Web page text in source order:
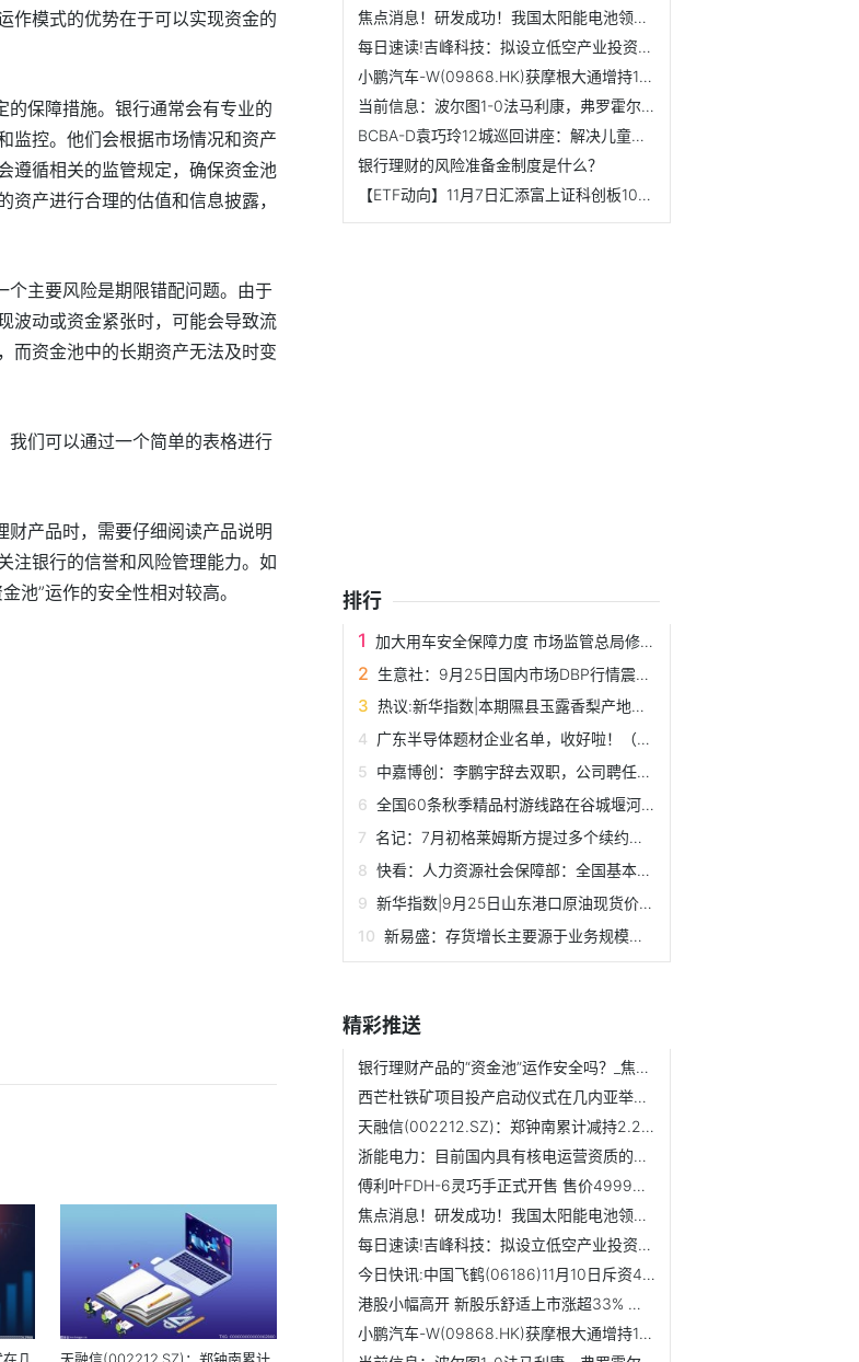
作模式的优势在于可以实现资金的
的保障措施。银行通常会有专业的
监控。他们会根据市场情况和资产
遵循相关的监管规定，确保资金池
产进行合理的估值和信息披露，
个主要风险是期限错配问题。由于
波动或资金紧张时，可能会导致流
而资金池中的长期资产无法及时变
我们可以通过一个简单的表格进行
财产品时，需要仔细阅读产品说明
注银行的信誉和风险管理能力。如
池”运作的安全性相对较高。
几
天融信(002212.SZ)：郑钟南累计
焦点消息！研发成功！我国太阳能电池领域再获重要进展
每日速读!吉峰科技：拟设立低空产业投资运营平台吉峰低空（天...
小鹏汽车-W(09868.HK)获摩根大通增持103.94万股 今日关注
当前信息：波尔图1-0法马利康，弗罗霍尔特一击制胜
BCBA-D袁巧玲12城巡回讲座：解决儿童情绪行为问题可以分三步...
银行理财的风险准备金制度是什么？
【ETF动向】11月7日汇添富上证科创板100ETF基金跌0.8%，份额...
排行
加大用车安全保障力度 市场监管总局修订发布两项国家标准
生意社：9月25日国内市场DBP行情震荡盘整-焦点速看
热议:新华指数|本期隰县玉露香梨产地收购价格、电商销售价格...
广东半导体题材企业名单，收好啦！（2025/9/25） 快资讯
中嘉博创：李鹏宇辞去双职，公司聘任吴鹰为总裁、贾中伟为财...
全国60条秋季精品村游线路在谷城堰河村发布
名记：7月初格莱姆斯方提过多个续约方案 起薪接近1750万~2100万
快看：人力资源社会保障部：全国基本养老保险参保人数达10.72亿人
新华指数|9月25日山东港口原油现货价格指数较前一交易日上涨0...
新易盛：存货增长主要源于业务规模扩张与订单储备_观焦点
精彩推送
银行理财产品的“资金池”运作安全吗？_焦点快播
西芒杜铁矿项目投产启动仪式在几内亚举行 报资讯
天融信(002212.SZ)：郑钟南累计减持2.2022%股份
浙能电力：目前国内具有核电运营资质的只有中广核集团、中核...
傅利叶FDH-6灵巧手正式开售 售价4999元|时讯
焦点消息！研发成功！我国太阳能电池领域再获重要进展
每日速读!吉峰科技：拟设立低空产业投资运营平台吉峰低空（天...
今日快讯:中国飞鹤(06186)11月10日斥资4328.31万港元回购975.3万股
港股小幅高开 新股乐舒适上市涨超33% 焦点要闻
小鹏汽车-W(09868.HK)获摩根大通增持103.94万股 今日关注